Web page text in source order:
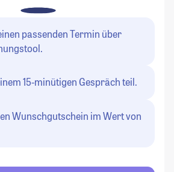
passenden Termin über
15-minütigen Gespräch teil.
Wunschgutschein im Wert von